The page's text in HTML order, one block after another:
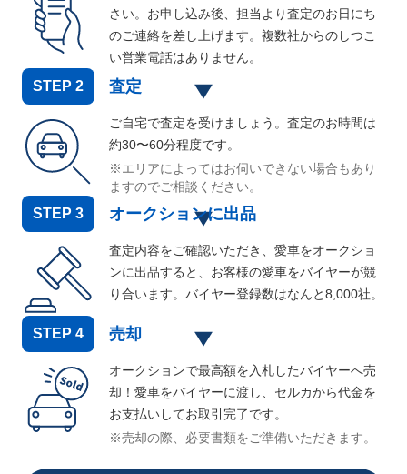
さい。お申し込み後、担当より査定のお日にち
のご連絡を差し上げます。複数社からのしつこ
い営業電話はありません。
STEP 2 査定
ご自宅で査定を受けましょう。査定のお時間は
約30〜60分程度です。
※エリアによってはお伺いできない場合もあり
ますのでご相談ください。
STEP 3 オークションに出品
査定内容をご確認いただき、愛車をオークショ
ンに出品すると、お客様の愛車をバイヤーが競
り合います。バイヤー登録数はなんと8,000社。
STEP 4 売却
オークションで最高額を入札したバイヤーへ売
却！愛車をバイヤーに渡し、セルカから代金を
お支払いしてお取引完了です。
※売却の際、必要書類をご準備いただきます。